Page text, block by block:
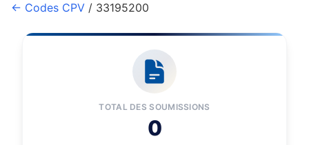
← Codes CPV / 33195200
TOTAL DES SOUMISSIONS
0